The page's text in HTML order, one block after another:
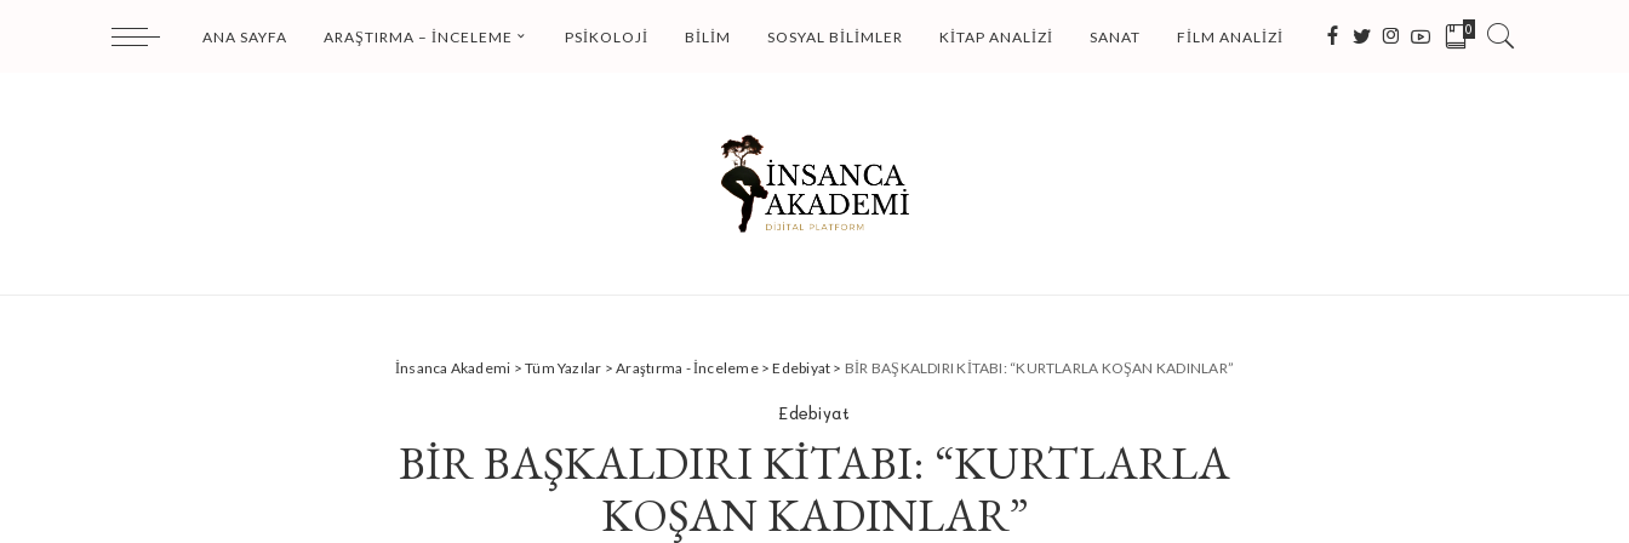
ANA SAYFA ARAŞTIRMA – İNCELEME PSIKOLOJI BILIM SOSYAL BILIMLER KITAP ANALIZI SANAT FILM ANALIZI 0
İnsanca Akademi >Tüm Yazılar >Araştırma - İnceleme>Edebiyat > BİR BAŞKALDIRI KİTABI: “KURTLARLA KOŞAN KADINLAR”
Edebiyat
BİR BAŞKALDIRI KİTABI: “KURTLARLA
KOŞAN KADINLAR”